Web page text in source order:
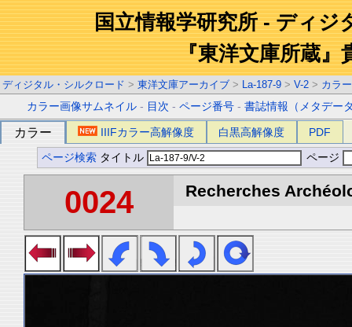
国立情報学研究所 - ディジ
『東洋文庫所蔵』
ディジタル・シルクロード > 東洋文庫アーカイブ > La-187-9 > V-2 > カラ
カラー画像サムネイル - 目次 -ページ番号 -書誌情報（メタデー
カラー IIIFカラー高解像度 白黒高解像度 PDF
ページ検索 タイトル ページ
0024 Recherches